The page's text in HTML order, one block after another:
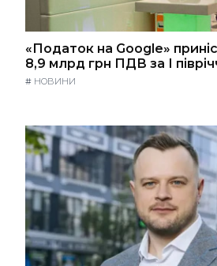
«Податок на Google»
8,9 млрд грн ПДВ за І
# НОВИНИ